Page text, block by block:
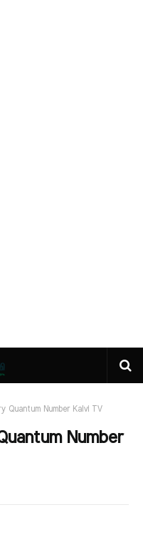
Quantum Number Kalvi TV
Number